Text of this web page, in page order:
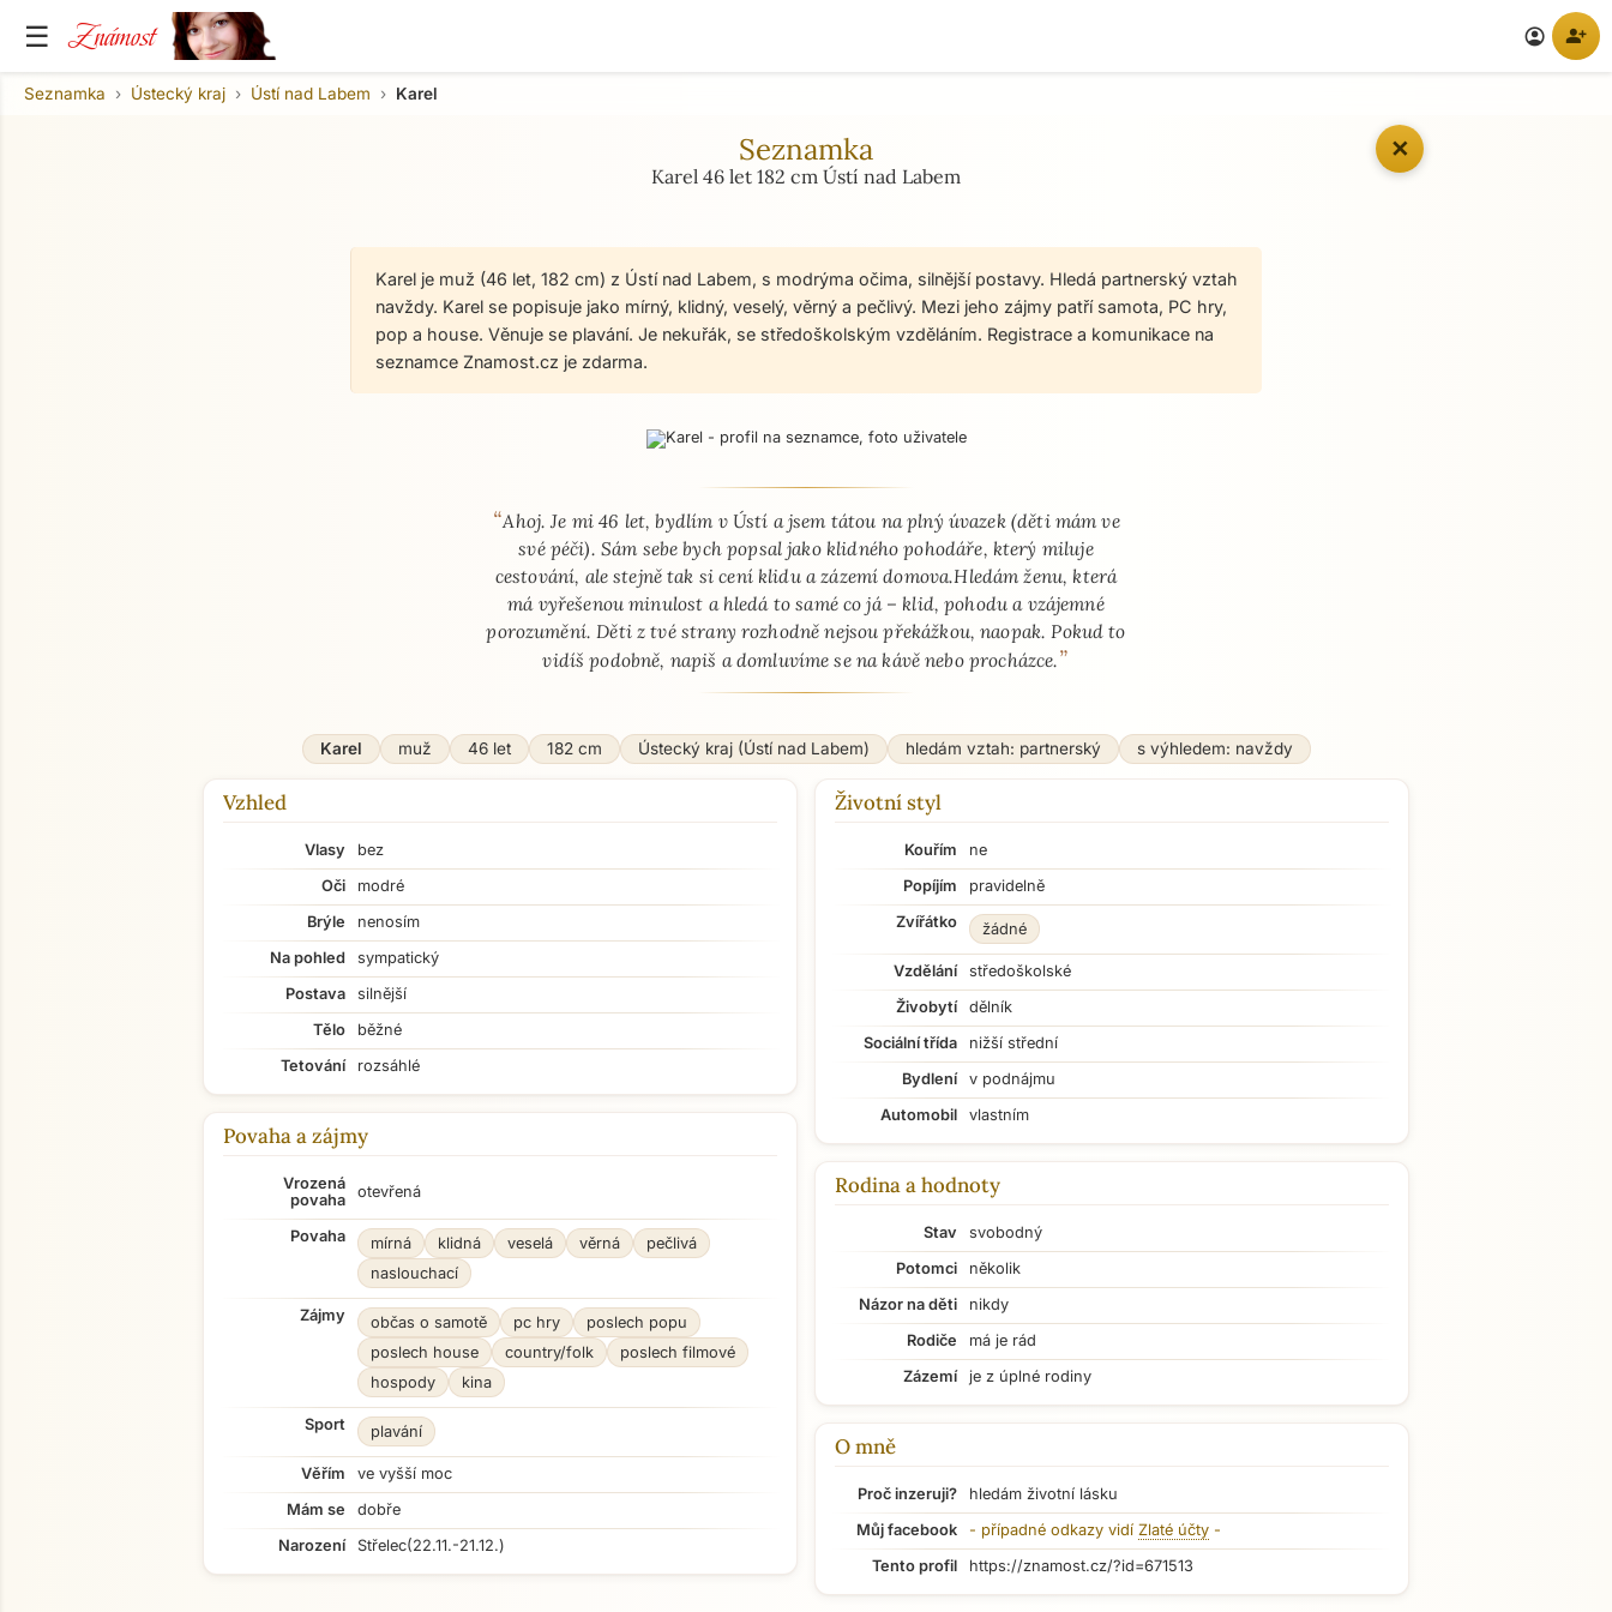
☰ Známost account_circle person_add
✕
Seznamka Ústecký kraj Ústí nad Labem Karel
Seznamka
Karel 46 let 182 cm Ústí nad Labem
Karel je muž (46 let, 182 cm) z Ústí nad Labem, s modrýma očima, silnější postavy. Hledá partnerský vztah
navždy. Karel se popisuje jako mírný, klidný, veselý, věrný a pečlivý. Mezi jeho zájmy patří samota, PC hry,
pop a house. Věnuje se plavání. Je nekuřák, se středoškolským vzděláním. Registrace a komunikace na
seznamce Znamost.cz je zdarma.
O mně - seznamka profil
“Ahoj. Je mi 46 let, bydlím v Ústí a jsem tátou na plný úvazek (děti mám ve
své péči). Sám sebe bych popsal jako klidného pohodáře, který miluje
cestování, ale stejně tak si cení klidu a zázemí domova.Hledám ženu, která
má vyřešenou minulost a hledá to samé co já – klid, pohodu a vzájemné
porozumění. Děti z tvé strany rozhodně nejsou překážkou, naopak. Pokud to
vidíš podobně, napiš a domluvíme se na kávě nebo procházce.”
Karel muž 46 let 182 cm Ústecký kraj (Ústí nad Labem) hledám vztah: partnerský s výhledem: navždy
Vzhled
Vlasy
bez
Oči
modré
Brýle
nenosím
Na pohled
sympatický
Postava
silnější
Tělo
běžné
Tetování
rozsáhlé
Povaha a zájmy
Vrozená
povaha
otevřená
Povaha mírná klidná veselá věrná
pečlivá
naslouchací
Zájmy občas o samotě pc hry
poslech popu
poslech house
country/folk
poslech filmové
hospody
kina
Sport plavání
Věřím
ve vyšší moc
Mám se
dobře
Narození
Střelec(22.11.-21.12.)
Životní styl
Kouřím
ne
Popíjím
pravidelně
Zvířátko
žádné
Vzdělání
středoškolské
Živobytí
dělník
Sociální třída
nižší střední
Bydlení
v podnájmu
Automobil
vlastním
Rodina a hodnoty
Stav
svobodný
Potomci
několik
Názor na děti
nikdy
Rodiče
má je rád
Zázemí
je z úplné rodiny
O mně
Proč inzeruji?
hledám životní lásku
Můj facebook
- případné odkazy vidí Zlaté účty -
Tento profil
https://znamost.cz/?id=671513